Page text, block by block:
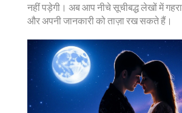
नहीं पड़ेगी। अब आप नीचे सूचीबद्ध लेखों में
और अपनी जानकारी को ताज़ा रख सकते हैं।